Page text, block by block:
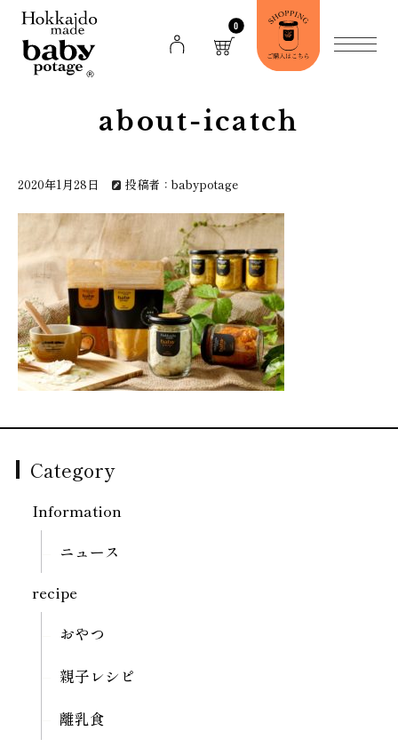
0
about-icatch
2020年1月28日 投稿者：babypotage
Category
Information
ニュース
recipe
おやつ
親子レシピ
離乳食